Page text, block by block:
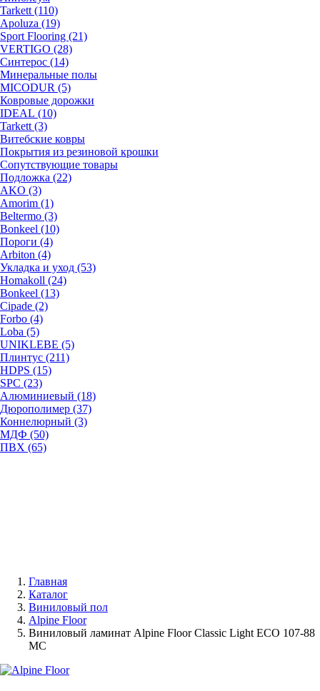
Tarkett (110)
Apoluza (19)
Sport Flooring (21)
VERTIGO (28)
Синтерос (14)
Минеральные полы
MICODUR (5)
Ковровые дорожки
IDEAL (10)
Tarkett (3)
Витебские ковры
Покрытия из резиновой крошки
Сопутствующие товары
Подложка (22)
AKO (3)
Amorim (1)
Beltermo (3)
Bonkeel (10)
Пороги (4)
Arbiton (4)
Укладка и уход (53)
Homakoll (24)
Bonkeel (13)
Cipade (2)
Forbo (4)
Loba (5)
UNIKLEBE (5)
Плинтус (211)
HDPS (15)
SPC (23)
Алюминиевый (18)
Дюрополимер (37)
Коннелюрный (3)
МДФ (50)
ПВХ (65)
Главная
Каталог
Виниловый пол
Alpine Floor
Виниловый ламинат Alpine Floor Classic Light ECO 107-88
MC